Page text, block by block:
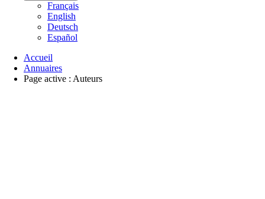
Français
English
Deutsch
Español
Accueil
Annuaires
Page active : Auteurs